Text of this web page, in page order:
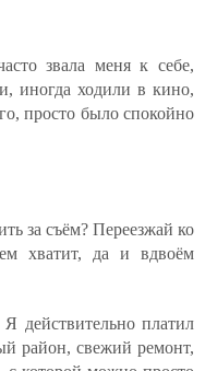
звала меня к себе,
иногда ходили в кино,
просто было спокойно
за съём? Переезжай ко
хватит, да и вдвоём
действительно платил
район, свежий ремонт,